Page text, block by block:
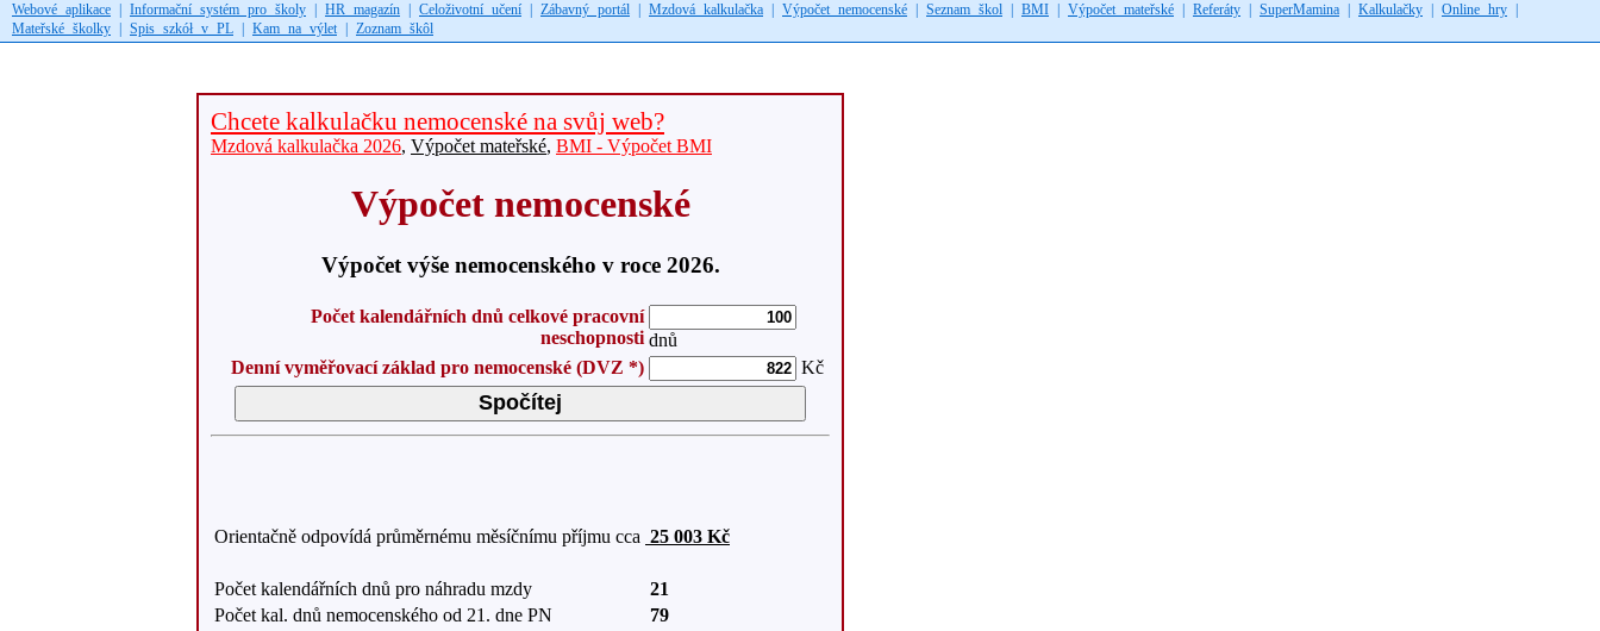
Webové aplikace Informační systém pro školy HR magazín Celoživotní učení Zábavný portál Mzdová kalkulačka Výpočet nemocenské Seznam škol BMI Výpočet mateřské Referáty SuperMamina Kalkulačky Online hry
Mateřské školky
Spis szkół v PL Kam na výlet| Zoznam škôl
Chcete kalkulačku nemocenské na svůj web?
Mzdová kalkulačka 2026, Výpočet mateřské, BMI - Výpočet BMI
Výpočet nemocenské
Výpočet výše nemocenského v roce 2026.
Počet kalendářních dnů celkové pracovní
neschopnosti dnů
Denní vyměřovací základ pro nemocenské (DVZ *)
Kč
Orientačně odpovídá průměrnému měsíčnímu příjmu cca 25 003 Kč
Počet kalendářních dnů pro náhradu mzdy
21
Počet kal. dnů nemocenského od 21. dne PN
79